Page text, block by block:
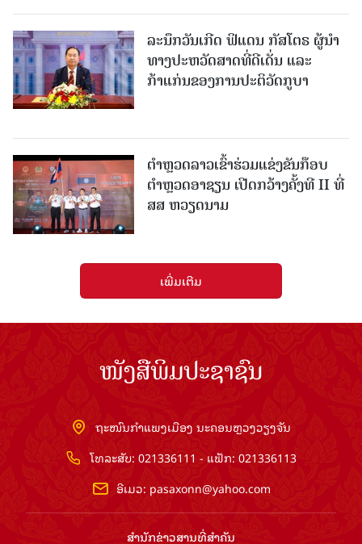
ລະນຶກວັນເກີດ ຟິແດນ ກັສໂຕຣ ຜູ້ນຳ
ທາງປະຫວັດສາດທີ່ດີເດັ່ນ ແລະ
ກ້າແກ່ນຂອງການປະຕິວັດກູບາ
ຕຳຫຼວດລາວເຂົ້າຮ່ວມແຂ່ງຂັນກ໊ອບ
ຕຳຫຼວດອາຊຽນ ເປີດກວ້າງຄັ້ງທີ II ທີ່
ສສ ຫວຽດນາມ
ເພີ່ມເຕີມ
ໜັງສືພິມປະຊາຊົນ
ຖະໜົນກຳແພງເມືອງ ນະຄອນຫຼວງວຽງຈັນ
ໂທລະສັບ: 021336111 - ແຟັກ: 021336113
ອີເມວ: pasaxonn@yahoo.com
ສຳ​ນັກ​ຂ່າວ​ສານ​ທີ່​ສຳ​ຄັນ​